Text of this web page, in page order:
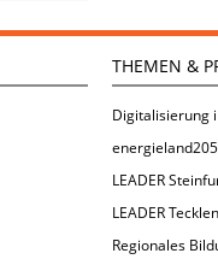
THEMEN &
Digitalisierung
LEADER
LEADER
Regionales